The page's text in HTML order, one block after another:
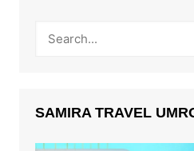
SAMIRA TRAVEL